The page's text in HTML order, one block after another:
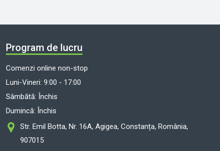
Program de lucru
Comenzi online non-stop
Luni-Vineri: 9:00 - 17:00
Sâmbătă: Închis
Dumincă: Închis
Str. Emil Botta, Nr. 16A, Agigea, Constanța, România,
907015